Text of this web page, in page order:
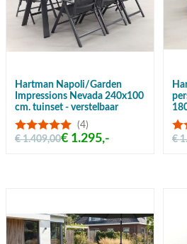
Hartman Napoli/Garden
Impressions Nevada 240x100
cm. tuinset - verstelbaar
(4)
€ 1.409,00€ 1.295,-
€